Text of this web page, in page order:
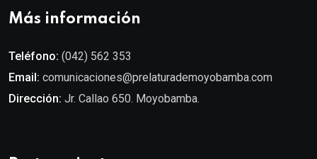
Más información
Teléfono: (042) 562 353
Email: comunicaciones@prelaturademoyobamba.com
Dirección: Jr. Callao 650. Moyobamba.